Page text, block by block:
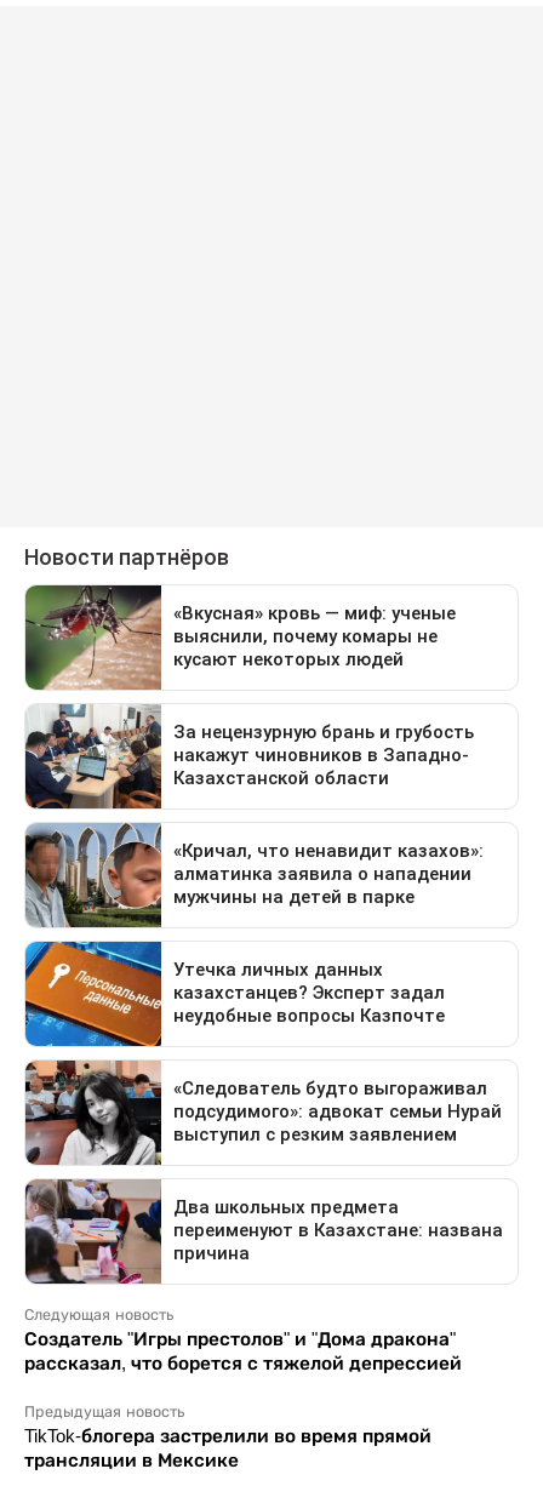
Следующая новость
Создатель "Игры престолов" и "Дома дракона"
рассказал, что борется с тяжелой депрессией
Предыдущая новость
TikTok-блогера застрелили во время прямой
трансляции в Мексике